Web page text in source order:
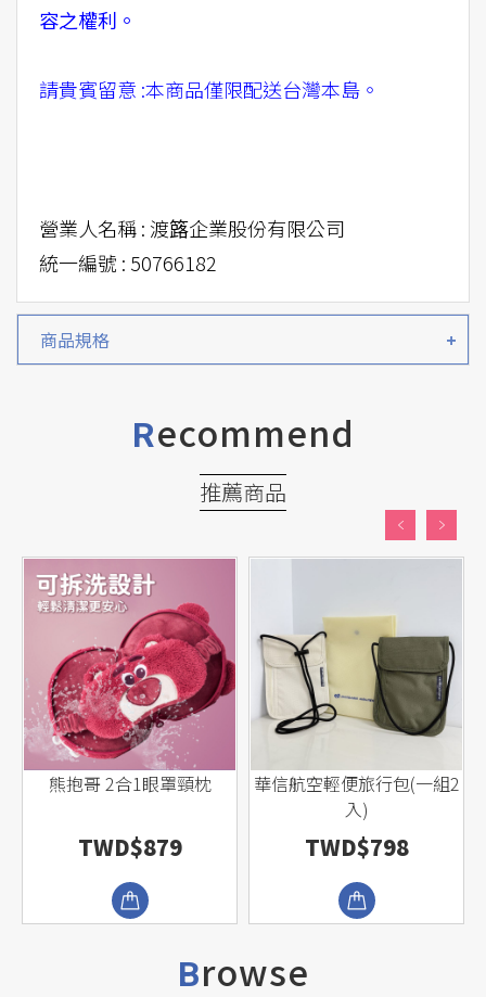
容之權利。
請貴賓留意 :本商品僅限配送台灣本島。
營業人名稱 : 渡簬企業股份有限公司
統一編號 : 50766182
商品規格
Recommend
推薦商品
熊抱哥 2合1眼罩頸枕
TWD$879
華信航空輕便旅行包(一組2
入)
TWD$798
Browse